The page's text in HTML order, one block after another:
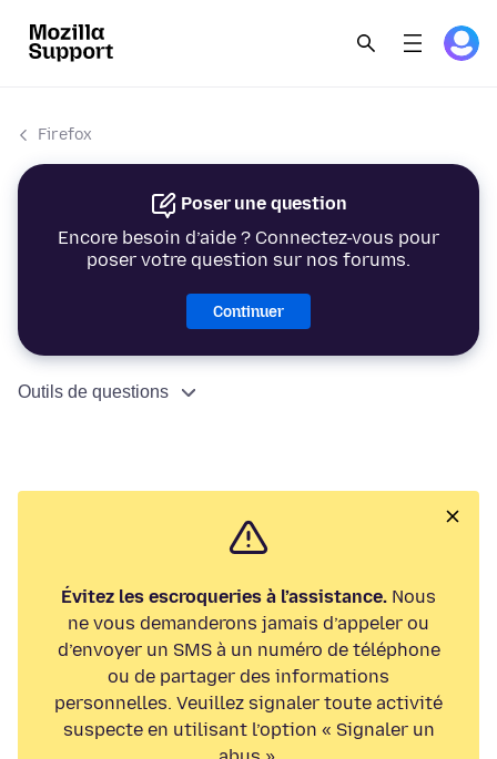
Firefox
Poser une question
Encore besoin d’aide ? Connectez-vous pour
poser votre question sur nos forums.
Continuer
Outils de questions
Évitez les escroqueries à l’assistance. Nous
ne vous demanderons jamais d’appeler ou
d’envoyer un SMS à un numéro de téléphone
ou de partager des informations
personnelles. Veuillez signaler toute activité
suspecte en utilisant l’option « Signaler un